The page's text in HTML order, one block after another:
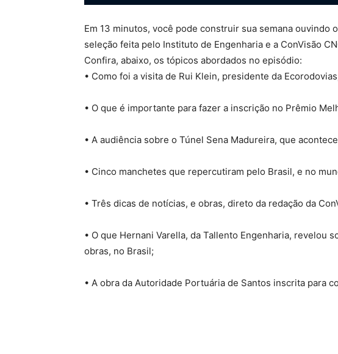
Em 13 minutos, você pode construir sua semana ouvindo
seleção feita pelo Instituto de Engenharia e a ConVisão
Confira, abaixo, os tópicos abordados no episódio:
•⁠ Como foi a visita de Rui Klein, presidente da
•⁠ ⁠O que é importante para fazer a inscrição no Prêmio
•⁠ ⁠A audiência sobre o Túnel Sena Madureira, que
•⁠ ⁠Cinco manchetes que repercutiram pelo Brasil, e no
•⁠ ⁠Três dicas de notícias, e obras, direto da redação da
•⁠ ⁠O que Hernani Varella, da Tallento Engenharia, revelou
obras, no Brasil;
•⁠ ⁠A obra da Autoridade Portuária de Santos inscrita para